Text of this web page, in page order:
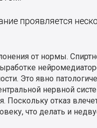
проявляется
от нормы.
Это явно
нервной
Поскольку отказ
что делать и